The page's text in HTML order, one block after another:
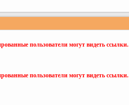
пользователи могут видеть ссылки.
пользователи могут видеть ссылки.